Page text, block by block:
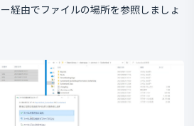
経由でファイルの場所を参照しましょ